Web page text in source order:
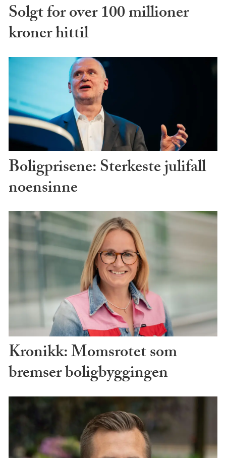
Solgt for over 100 millioner
kroner hittil
Boligprisene: Sterkeste julifall
noensinne
Kronikk: Momsrotet som
bremser boligbyggingen